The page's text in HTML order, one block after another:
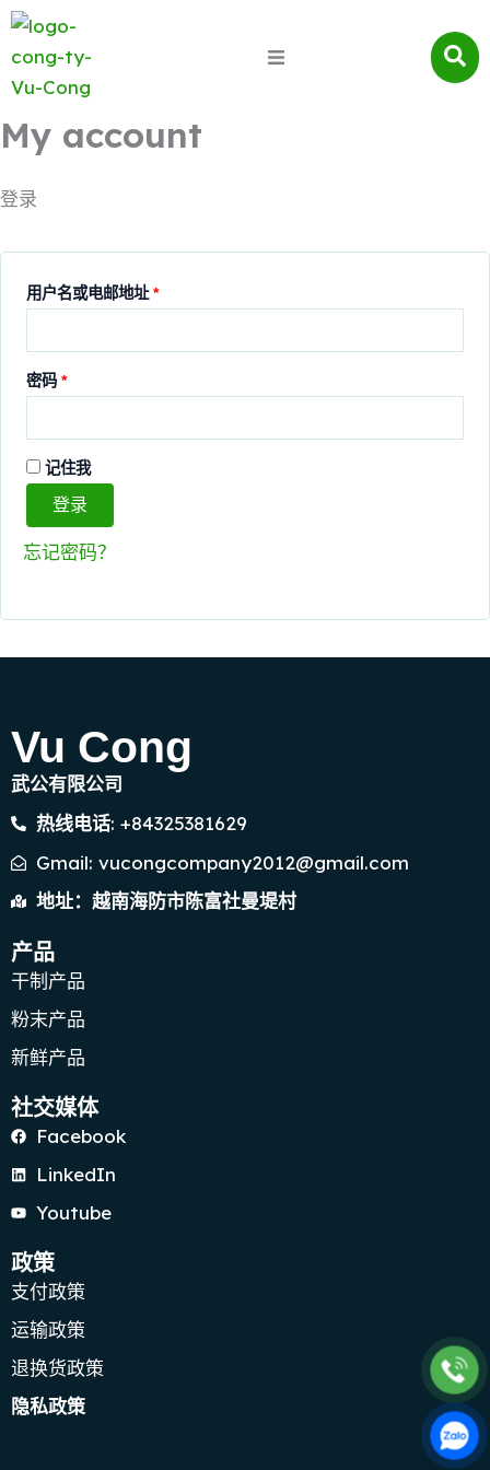
My account
登录
用户名或电邮地址*
密码 *
记住我
登录
忘记密码？
Vu Cong
武公有限公司
热线电话: +84325381629
Gmail: vucongcompany2012@gmail.com
地址：越南海防市陈富社曼堤村
产品
干制产品
粉末产品
新鲜产品
社交媒体
Facebook
LinkedIn
Youtube
政策
支付政策
运输政策
退换货政策
隐私政策